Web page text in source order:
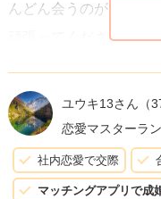
の成長を支え合うこと
きゅん」する瞬間はや
んどん会うのが良いと
頑張ってくださいね。
ユウキ13さん （
恋愛マスターラ
社内恋愛で交際
マッチングアプリで成